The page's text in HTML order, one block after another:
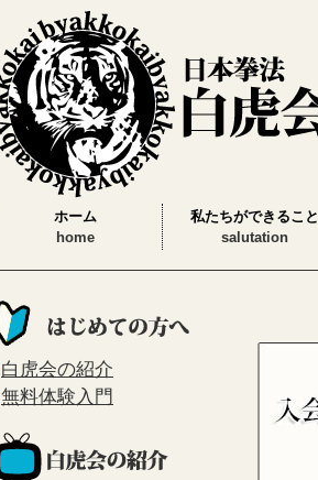
ホーム
home
私たちができること
salutation
白虎会の紹介
無料体験入門